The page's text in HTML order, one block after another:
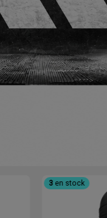
3 en stock